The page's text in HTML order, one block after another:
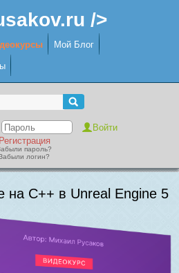
/>
Мой Блог
Регистрация
пароль?
логин?
на C++ в Unreal Engine 5